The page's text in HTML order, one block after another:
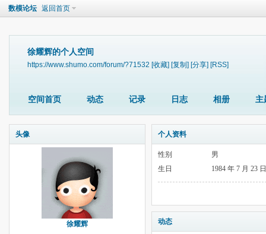
数模论坛 返回首页
徐耀辉的个人空间
https://www.shumo.com/forum/?71532 [收藏] [复制] [分享] [RSS]
空间首页 动态 记录 日志 相册 主
头像
徐耀辉
个人资料
性别
男
生日
1984 年 7 月 23 日
动态